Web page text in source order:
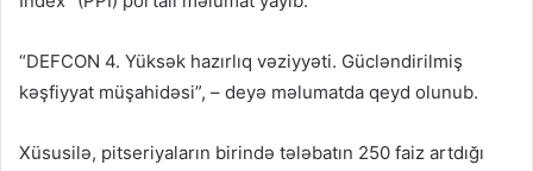
“DEFCON 4. Yüksək hazırlıq vəziyyəti. Gücləndirilmiş
kəşfiyyat müşahidəsi”, – deyə məlumatda qeyd olunub.
Xüsusilə, pitseriyaların birində tələbatın 250 faiz artdığı